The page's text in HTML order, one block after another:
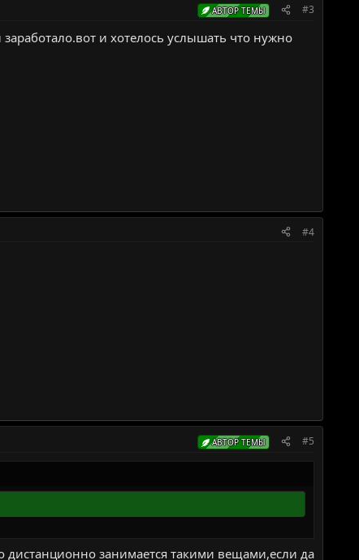
АВТОР ТЕМЫ #3
и хотелось услышать что нужно
#4
АВТОР ТЕМЫ #5
дистанционно занимается такими вещами,если да